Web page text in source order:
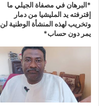
*البرهان في مصفاة الجيلي ما
إقترفته يد المليشيا من دمار
وتخريب لهذه المنشأة الوطنية لن
يمر دون حساب*